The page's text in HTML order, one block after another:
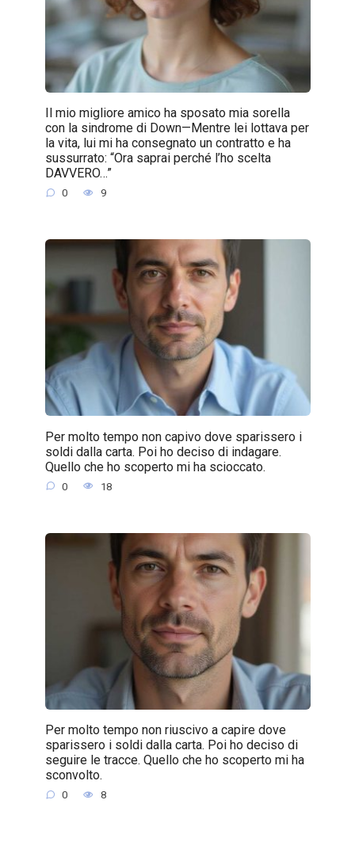
Il mio migliore amico ha sposato mia sorella
con la sindrome di Down—Mentre lei lottava per
la vita, lui mi ha consegnato un contratto e ha
sussurrato: “Ora saprai perché l’ho scelta
DAVVERO…”
0 9
Per molto tempo non capivo dove sparissero i
soldi dalla carta. Poi ho deciso di indagare.
Quello che ho scoperto mi ha scioccato.
0 18
Per molto tempo non riuscivo a capire dove
sparissero i soldi dalla carta. Poi ho deciso di
seguire le tracce. Quello che ho scoperto mi ha
sconvolto.
0 8